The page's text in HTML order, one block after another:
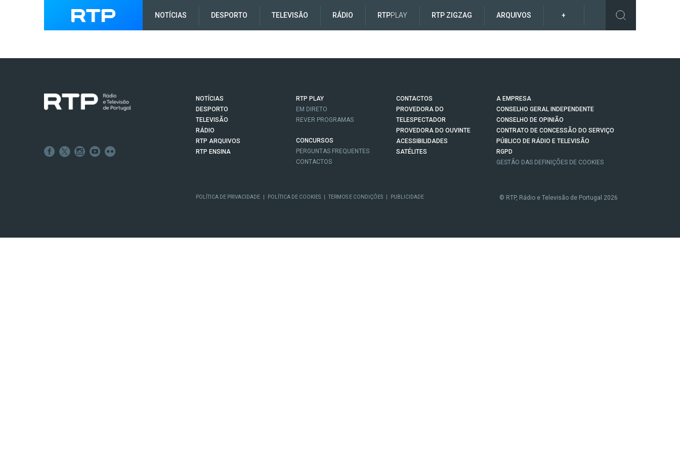
NOTÍCIAS DESPORTO TELEVISÃO RÁDIO RTPPLAY RTP ZIGZAG ARQUIVOS +
NOTÍCIAS
DESPORTO
TELEVISÃO
RÁDIO
RTP ARQUIVOS
RTP ENSINA
RTP PLAY
EM DIRETO
REVER PROGRAMAS
CONCURSOS
PERGUNTAS FREQUENTES
CONTACTOS
CONTACTOS
PROVEDORA DO
TELESPECTADOR
PROVEDORA DO OUVINTE
ACESSIBILIDADES
SATÉLITES
A EMPRESA
CONSELHO GERAL INDEPENDENTE
CONSELHO DE OPINIÃO
CONTRATO DE CONCESSÃO DO SERVIÇO
PÚBLICO DE RÁDIO E TELEVISÃO
RGPD
GESTÃO DAS DEFINIÇÕES DE COOKIES
POLÍTICA DE PRIVACIDADE POLÍTICA DE COOKIES TERMOS E CONDIÇÕES PUBLICIDADE © RTP, Rádio e Televisão de Portugal 2026